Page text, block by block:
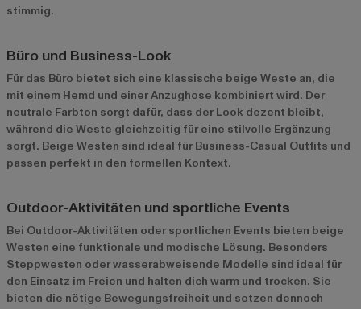
stimmig.
Büro und Business-Look
Für das Büro bietet sich eine klassische beige Weste an, die
mit einem Hemd und einer Anzughose kombiniert wird. Der
neutrale Farbton sorgt dafür, dass der Look dezent bleibt,
während die Weste gleichzeitig für eine stilvolle Ergänzung
sorgt. Beige Westen sind ideal für Business-Casual Outfits und
passen perfekt in den formellen Kontext.
Outdoor-Aktivitäten und sportliche Events
Bei Outdoor-Aktivitäten oder sportlichen Events bieten beige
Westen eine funktionale und modische Lösung. Besonders
Steppwesten oder wasserabweisende Modelle sind ideal für
den Einsatz im Freien und halten dich warm und trocken. Sie
bieten die nötige Bewegungsfreiheit und setzen dennoch